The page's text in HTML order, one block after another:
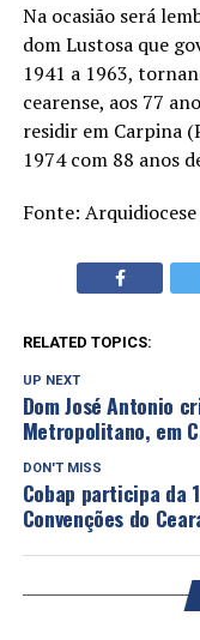
Na ocasião será
dom Lustosa que
1941 a 1963,
cearense, aos 77
residir em Carpina
1974 com 88 anos
Fonte:
RELATED TOPICS:
UP NEXT
Dom José Antonio
Metropolitano, em
DON'T MISS
Cobap participa da
Convenções do